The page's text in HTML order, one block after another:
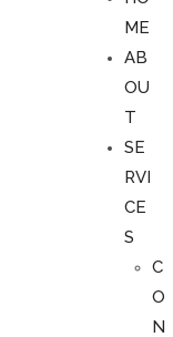
ME
AB
OU
T
SE
RVI
CE
S
C
O
N